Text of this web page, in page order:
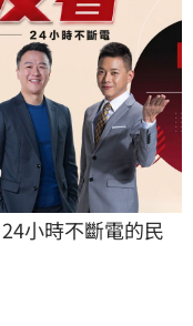
小時不斷電的民